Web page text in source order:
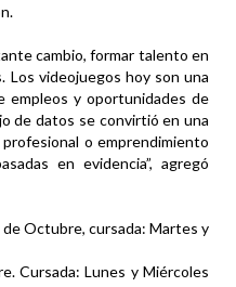
cambio, formar talento en
Los videojuegos hoy son una
empleos y oportunidades de
de datos se convirtió en una
o emprendimiento
en evidencia”, agregó
Octubre, cursada: Martes y
Cursada: Lunes y Miércoles